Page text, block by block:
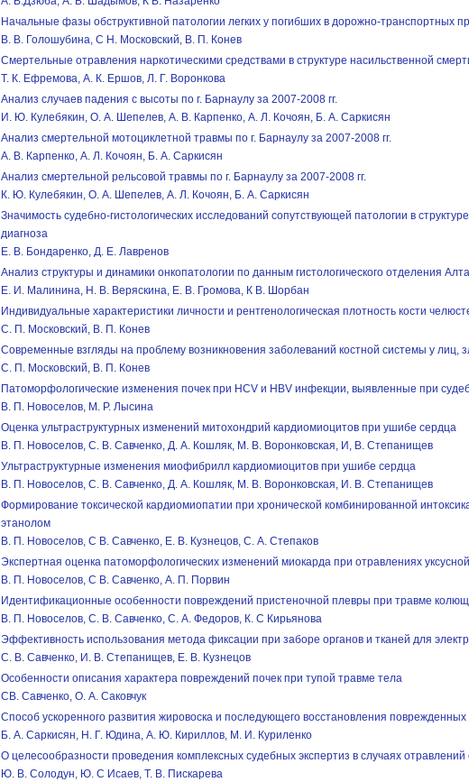
Начальные фазы обструктивной патологии легких у погибших в дорожно-транспортных
B. В. Голошубина, С Н. Московский, В. П. Конев
Смертельные отравления наркотическими средствами в структуре насильственной
Т. К. Ефремова, А. К. Ершов, Л. Г. Воронкова
Анализ случаев падения с высоты по г. Барнаулу за 2007-2008 гг.
И. Ю. Кулебякин, О. А. Шепелев, А. В. Карпенко, А. Л. Кочоян, Б. А. Саркисян
Анализ смертельной мотоциклетной травмы по г. Барнаулу за 2007-2008 гг.
А. В. Карпенко, А. Л. Кочоян, Б. А. Саркисян
Анализ смертельной рельсовой травмы по г. Барнаулу за 2007-2008 гг.
К. Ю. Кулебякин, О. А. Шепелев, А. Л. Кочоян, Б. А. Саркисян
Значимость судебно-гистологических исследований сопутствующей патологии в
диагноза
Е. В. Бондаренко, Д. Е. Лавренов
Анализ структуры и динамики онкопатологии по данным гистологического отделения
Е. И. Малинина, Н. В. Веряскина, Е. В. Громова, К В. Шорбан
Индивидуальные характеристики личности и рентгенологическая плотность кости
С. П. Московский, В. П. Конев
Современные взгляды на проблему возникновения заболеваний костной системы у лиц,
С. П. Московский, В. П. Конев
Патоморфологические изменения почек при HCV и HBV инфекции, выявленные при
В. П. Новоселов, М. Р. Лысина
Оценка ультраструктурных изменений митохондрий кардиомиоцитов при ушибе сердца
В. П. Новоселов, С. В. Савченко, Д. А. Кошляк, М. В. Воронковская, И, В. Степанищев
Ультраструктурные изменения миофибрилл кардиомиоцитов при ушибе сердца
В. П. Новоселов, С. В. Савченко, Д. А. Кошляк, М. В. Воронковская, И. В. Степанищев
Формирование токсической кардиомиопатии при хронической комбинированной
этанолом
В. П. Новоселов, С В. Савченко, Е. В. Кузнецов, С. А. Степаков
Экспертная оценка патоморфологических изменений миокарда при отравлениях
В. П. Новоселов, С В. Савченко, А. П. Порвин
Идентификационные особенности повреждений пристеночной плевры при травме
B. П. Новоселов, С. В. Савченко, С. А. Федоров, К. С Кирьянова
Эффективность использования метода фиксации при заборе органов и тканей для
C. В. Савченко, И. В. Степанищев, Е. В. Кузнецов
Особенности описания характера повреждений почек при тупой травме тела
СВ. Савченко, О. А. Саковчук
Способ ускоренного развития жировоска и последующего восстановления поврежденных
Б. А. Саркисян, Н. Г. Юдина, А. Ю. Кириллов, М. И. Куриленко
О целесообразности проведения комплексных судебных экспертиз в случаях
Ю. В. Солодун, Ю. С Исаев, Т. В. Пискарева